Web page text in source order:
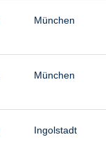
München
München
Ingolstadt